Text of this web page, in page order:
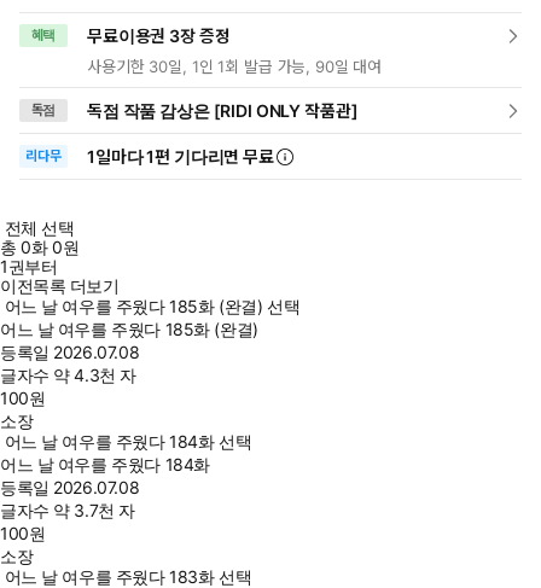
혜택 무료이용권 3장 증정
사용기한 30일, 1인 1회 발급 가능, 90일 대여
독점 독점 작품 감상은 [RIDI ONLY 작품관]
리다무 1일마다1편 기다리면 무료
전체 선택
총0화0원
1권부터
이전목록 더보기
어느 날 여우를 주웠다 185화 (완결) 선택
어느 날 여우를 주웠다 185화 (완결)
등록일 2026.07.08
글자수 약 4.3천 자
100원
소장
어느 날 여우를 주웠다 184화 선택
어느 날 여우를 주웠다 184화
등록일 2026.07.08
글자수 약 3.7천 자
100원
소장
어느 날 여우를 주웠다 183화 선택